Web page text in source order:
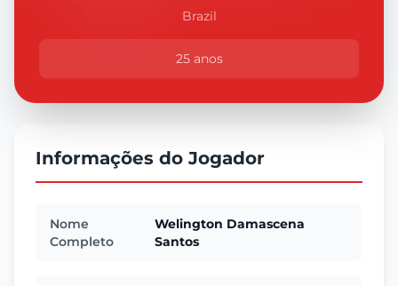
Brazil
25 anos
Informações do Jogador
Nome
Completo
Welington Damascena
Santos